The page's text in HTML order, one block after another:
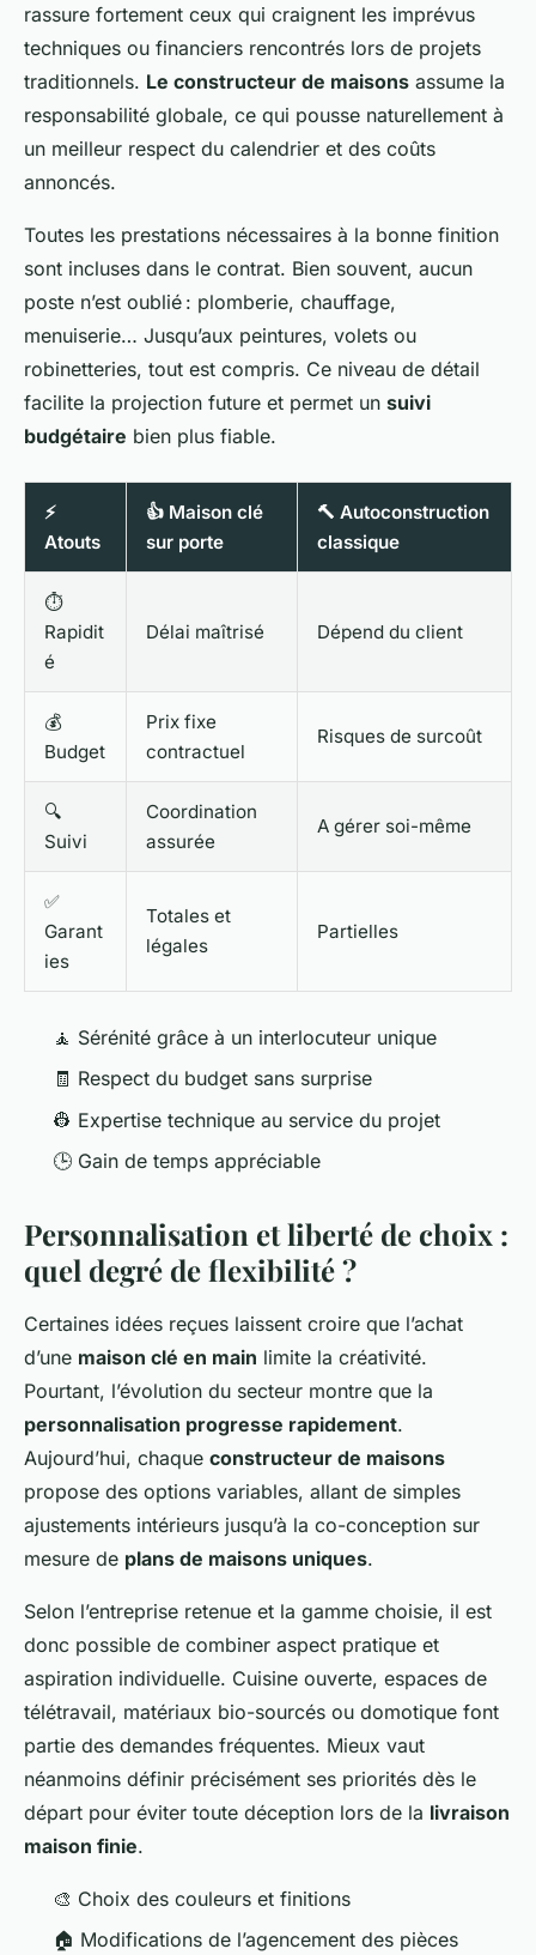
rassure fortement ceux qui craignent les imprévus
techniques ou financiers rencontrés lors de projets
traditionnels. Le constructeur de maisons assume la
responsabilité globale, ce qui pousse naturellement à
un meilleur respect du calendrier et des coûts
annoncés.
Toutes les prestations nécessaires à la bonne finition
sont incluses dans le contrat. Bien souvent, aucun
poste n’est oublié : plomberie, chauffage,
menuiserie… Jusqu’aux peintures, volets ou
robinetteries, tout est compris. Ce niveau de détail
facilite la projection future et permet un suivi
budgétaire bien plus fiable.
⚡
Atouts
👍 Maison clé
sur porte
🔨 Autoconstruction
classique
⏱️
Rapidit
é
Délai maîtrisé Dépend du client
💰
Budget
Prix fixe
contractuel
Risques de surcoût
🔍
Suivi
Coordination
assurée
A gérer soi-même
✅
Garant
ies
Totales et
légales
Partielles
🧘 Sérénité grâce à un interlocuteur unique
🧾 Respect du budget sans surprise
👷 Expertise technique au service du projet
🕒 Gain de temps appréciable
Personnalisation et liberté de choix :
quel degré de flexibilité ?
Certaines idées reçues laissent croire que l’achat
d’une maison clé en main limite la créativité.
Pourtant, l’évolution du secteur montre que la
personnalisation progresse rapidement.
Aujourd’hui, chaque constructeur de maisons
propose des options variables, allant de simples
ajustements intérieurs jusqu’à la co-conception sur
mesure de plans de maisons uniques.
Selon l’entreprise retenue et la gamme choisie, il est
donc possible de combiner aspect pratique et
aspiration individuelle. Cuisine ouverte, espaces de
télétravail, matériaux bio-sourcés ou domotique font
partie des demandes fréquentes. Mieux vaut
néanmoins définir précisément ses priorités dès le
départ pour éviter toute déception lors de la livraison
maison finie.
🎨 Choix des couleurs et finitions
🏠 Modifications de l’agencement des pièces